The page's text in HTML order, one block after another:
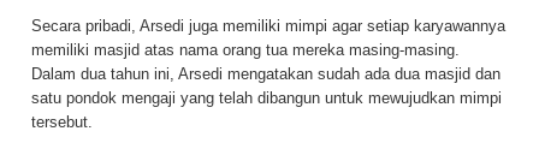
Secara pribadi, Arsedi juga memiliki mimpi agar setiap karyawannya
memiliki masjid atas nama orang tua mereka masing-masing.
Dalam dua tahun ini, Arsedi mengatakan sudah ada dua masjid dan
satu pondok mengaji yang telah dibangun untuk mewujudkan mimpi
tersebut.